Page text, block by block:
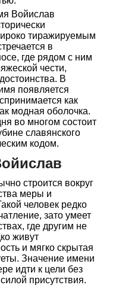
Войислав
тиражируемым
в
где рядом с ним
чести,
В
появляется
как
модная оболочка.
во многом состоит
славянского
кодом.
строится вокруг
меры и
человек редко
зато умеет
где другим не
живут
и мягко скрытая
Значение имени
идти к цели без
присутствия.